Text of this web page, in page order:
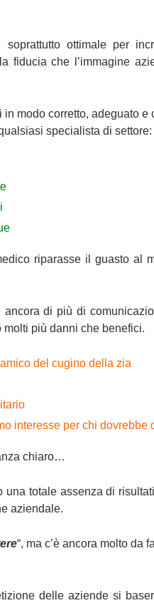
ottimale per
fiducia che l’immagine
in modo corretto, adeguato
specialista di settore:
riparasse il guasto al
di più di
più danni che benefici.
del cugino della zia
interesse per chi dovrebbe
chiaro…
totale assenza di
aziendale.
“, ma c’è ancora molto da
delle aziende si